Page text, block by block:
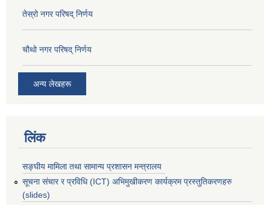
तेस्रो नगर परिषद् निर्णय
चौथो नगर परिषद् निर्णय
अन्य लेखहरू
लिंक
सङ्घीय मामिला तथा सामान्य प्रशासन मन्त्रालय
सूचना संचार र प्रविधि (ICT) अभिमुखीकरण कार्यक्रम प्रस्तुतिकरणहरु
(slides)